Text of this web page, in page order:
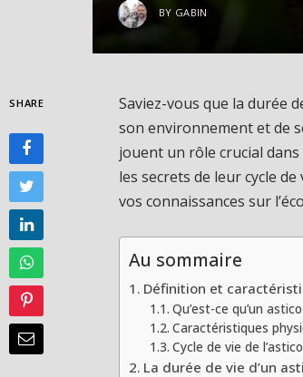
BY GABIN
SHARE
Saviez-vous que la durée
son environnement et de
jouent un rôle crucial
les secrets de leur cycle
vos connaissances sur
Au sommaire
Définition et
Qu’est-ce qu’un
Caractéristiques
Cycle de vie de
La durée de vie d’un